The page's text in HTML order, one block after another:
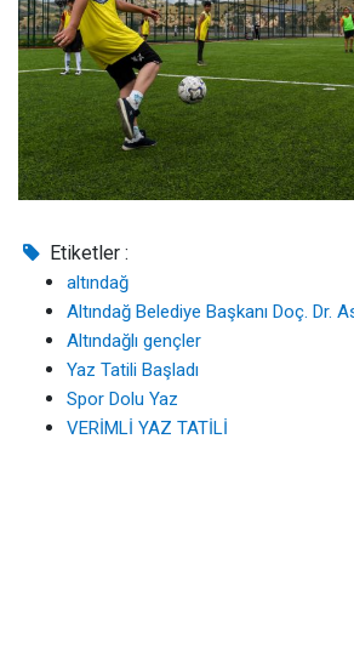
Etiketler :
altındağ
Altındağ Belediye Başkanı Doç. Dr.
Altındağlı gençler
Yaz Tatili Başladı
Spor Dolu Yaz
VERİMLİ YAZ TATİLİ